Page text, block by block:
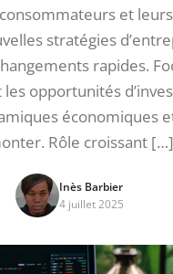
et
stratégies
rapides.
opportunités
économiques
Rôle croissant […]
Inès Barbier
4 juillet 2025